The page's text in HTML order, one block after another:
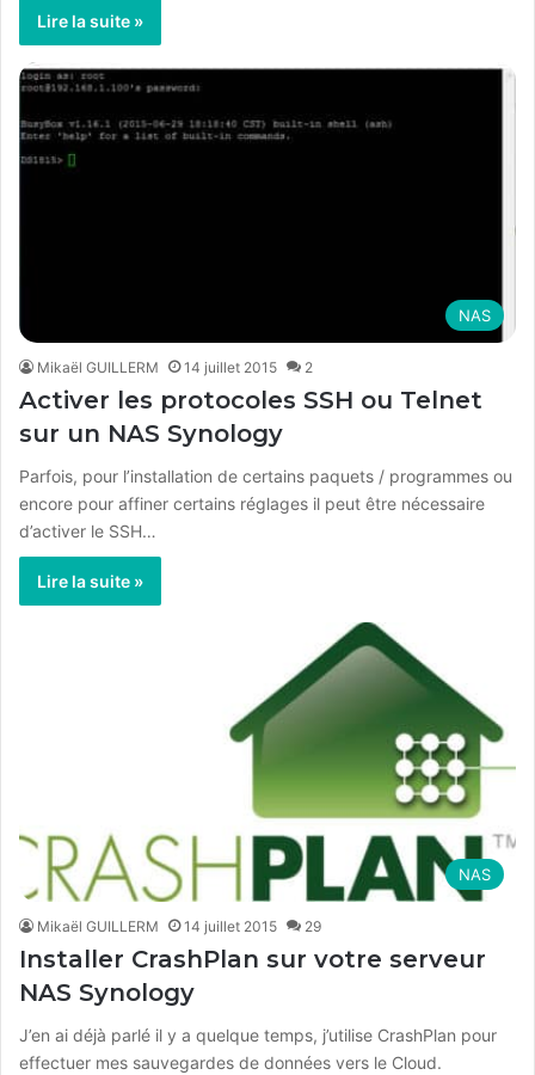
Lire la suite »
NAS
Mikaël GUILLERM 14 juillet 2015 2
Activer les protocoles SSH ou Telnet
sur un NAS Synology
Parfois, pour l’installation de certains paquets / programmes ou
encore pour affiner certains réglages il peut être nécessaire
d’activer le SSH…
Lire la suite »
NAS
Mikaël GUILLERM 14 juillet 2015 29
Installer CrashPlan sur votre serveur
NAS Synology
J’en ai déjà parlé il y a quelque temps, j’utilise CrashPlan pour
effectuer mes sauvegardes de données vers le Cloud.